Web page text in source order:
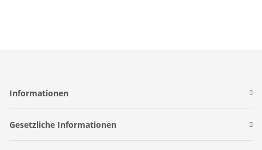
Informationen
Gesetzliche Informationen